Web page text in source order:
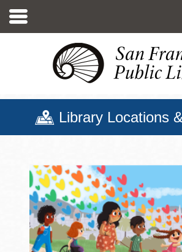
至
Library Locations
三藩市公立圖書